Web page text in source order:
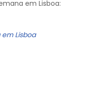
em Lisboa:
Lisboa